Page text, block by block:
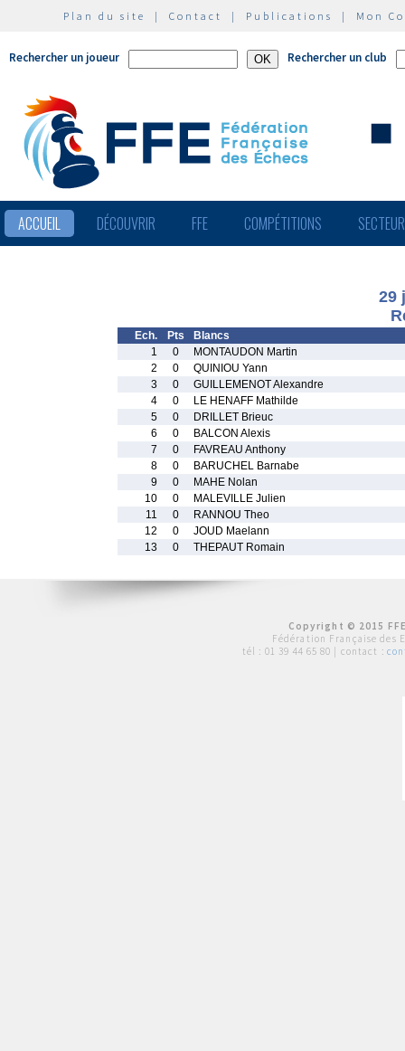
Plan du site | Contact | Publications | Mon
Rechercher un joueur Rechercher un club
ACCUEIL DÉCOUVRIR FFE COMPÉTITIONS
29
Ech. Pts
Blancs
1
0
MONTAUDON Martin
2
0
QUINIOU Yann
3
0
GUILLEMENOT Alexandre
4
0
LE HENAFF Mathilde
5
0
DRILLET Brieuc
6
0
BALCON Alexis
7
0
FAVREAU Anthony
8
0
BARUCHEL Barnabe
9
0
MAHE Nolan
10
0
MALEVILLE Julien
11
0
RANNOU Theo
12
0
JOUD Maelann
13
0 THEPAUT Romain
Copyright © 2015
Fédération Française des
tél : 01 39 44 65 80 | contact :